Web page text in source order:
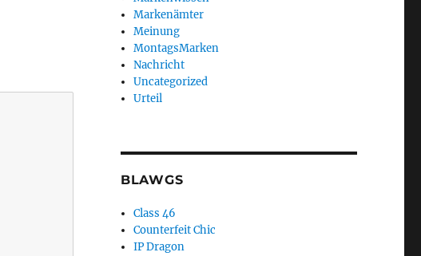
Markenämter
Meinung
MontagsMarken
Nachricht
Uncategorized
Urteil
BLAWGS
Class 46
Counterfeit Chic
IP Dragon